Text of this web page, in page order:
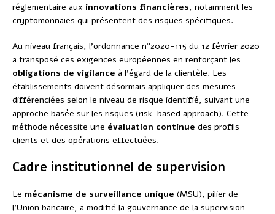
réglementaire aux innovations financières, notamment les
cryptomonnaies qui présentent des risques spécifiques.
Au niveau français, l’ordonnance n°2020-115 du 12 février 2020
a transposé ces exigences européennes en renforçant les
obligations de vigilance à l’égard de la clientèle. Les
établissements doivent désormais appliquer des mesures
différenciées selon le niveau de risque identifié, suivant une
approche basée sur les risques (risk-based approach). Cette
méthode nécessite une évaluation continue des profils
clients et des opérations effectuées.
Cadre institutionnel de supervision
Le mécanisme de surveillance unique (MSU), pilier de
l’Union bancaire, a modifié la gouvernance de la supervision